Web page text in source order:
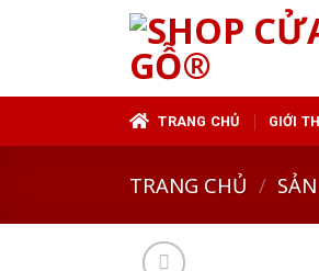
TRANG CHỦ GIỚI
TRANG CHỦ /